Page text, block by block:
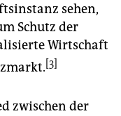
sehen,
Schutz der
Wirtschaft
[3]
zwischen der